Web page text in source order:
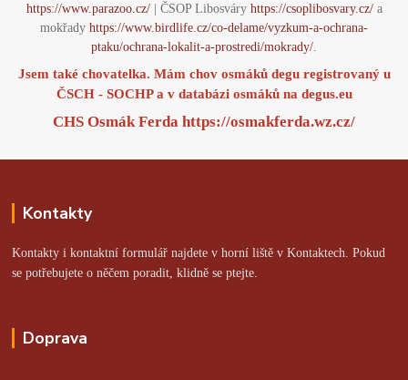
https://www.parazoo.cz/| ČSOP Libosváry https://csoplibosvary.cz/a
mokřady https://www.birdlife.cz/co-delame/vyzkum-a-ochrana-
ptaku/ochrana-lokalit-a-prostredi/mokrady/
Jsem také chovatelka. Mám chov osmáků degu registrovaný u
ČSCH - SOCHP a v databázi osmáků na degus.eu
CHS Osmák Ferda https://osmakferda.wz.cz/
Kontakty
Kontakty i kontaktní formulář najdete v horní liště v Kontaktech. Pokud
se potřebujete o něčem poradit, klidně se ptejte.
Doprava